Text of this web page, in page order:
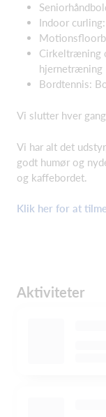
Indoor
Cirkeltræning
hjernetræning
Bordtennis:
Vi slutter hver
Vi har alt det
godt humør og
og kaffebordet.
Klik her for at
Aktiviteter